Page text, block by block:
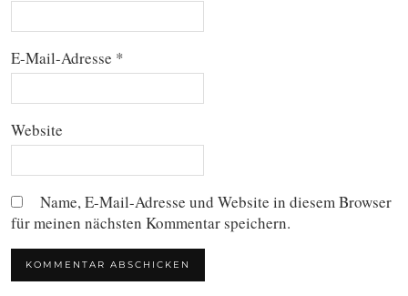
E-Mail-Adresse *
Website
Name, E-Mail-Adresse und Website in diesem Browser
für meinen nächsten Kommentar speichern.